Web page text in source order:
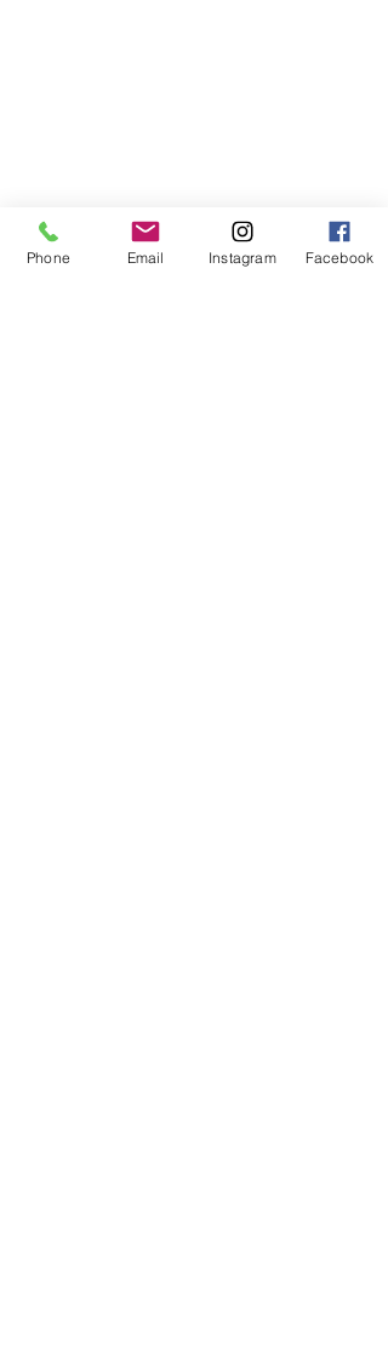
Phone Email Instagram Facebook